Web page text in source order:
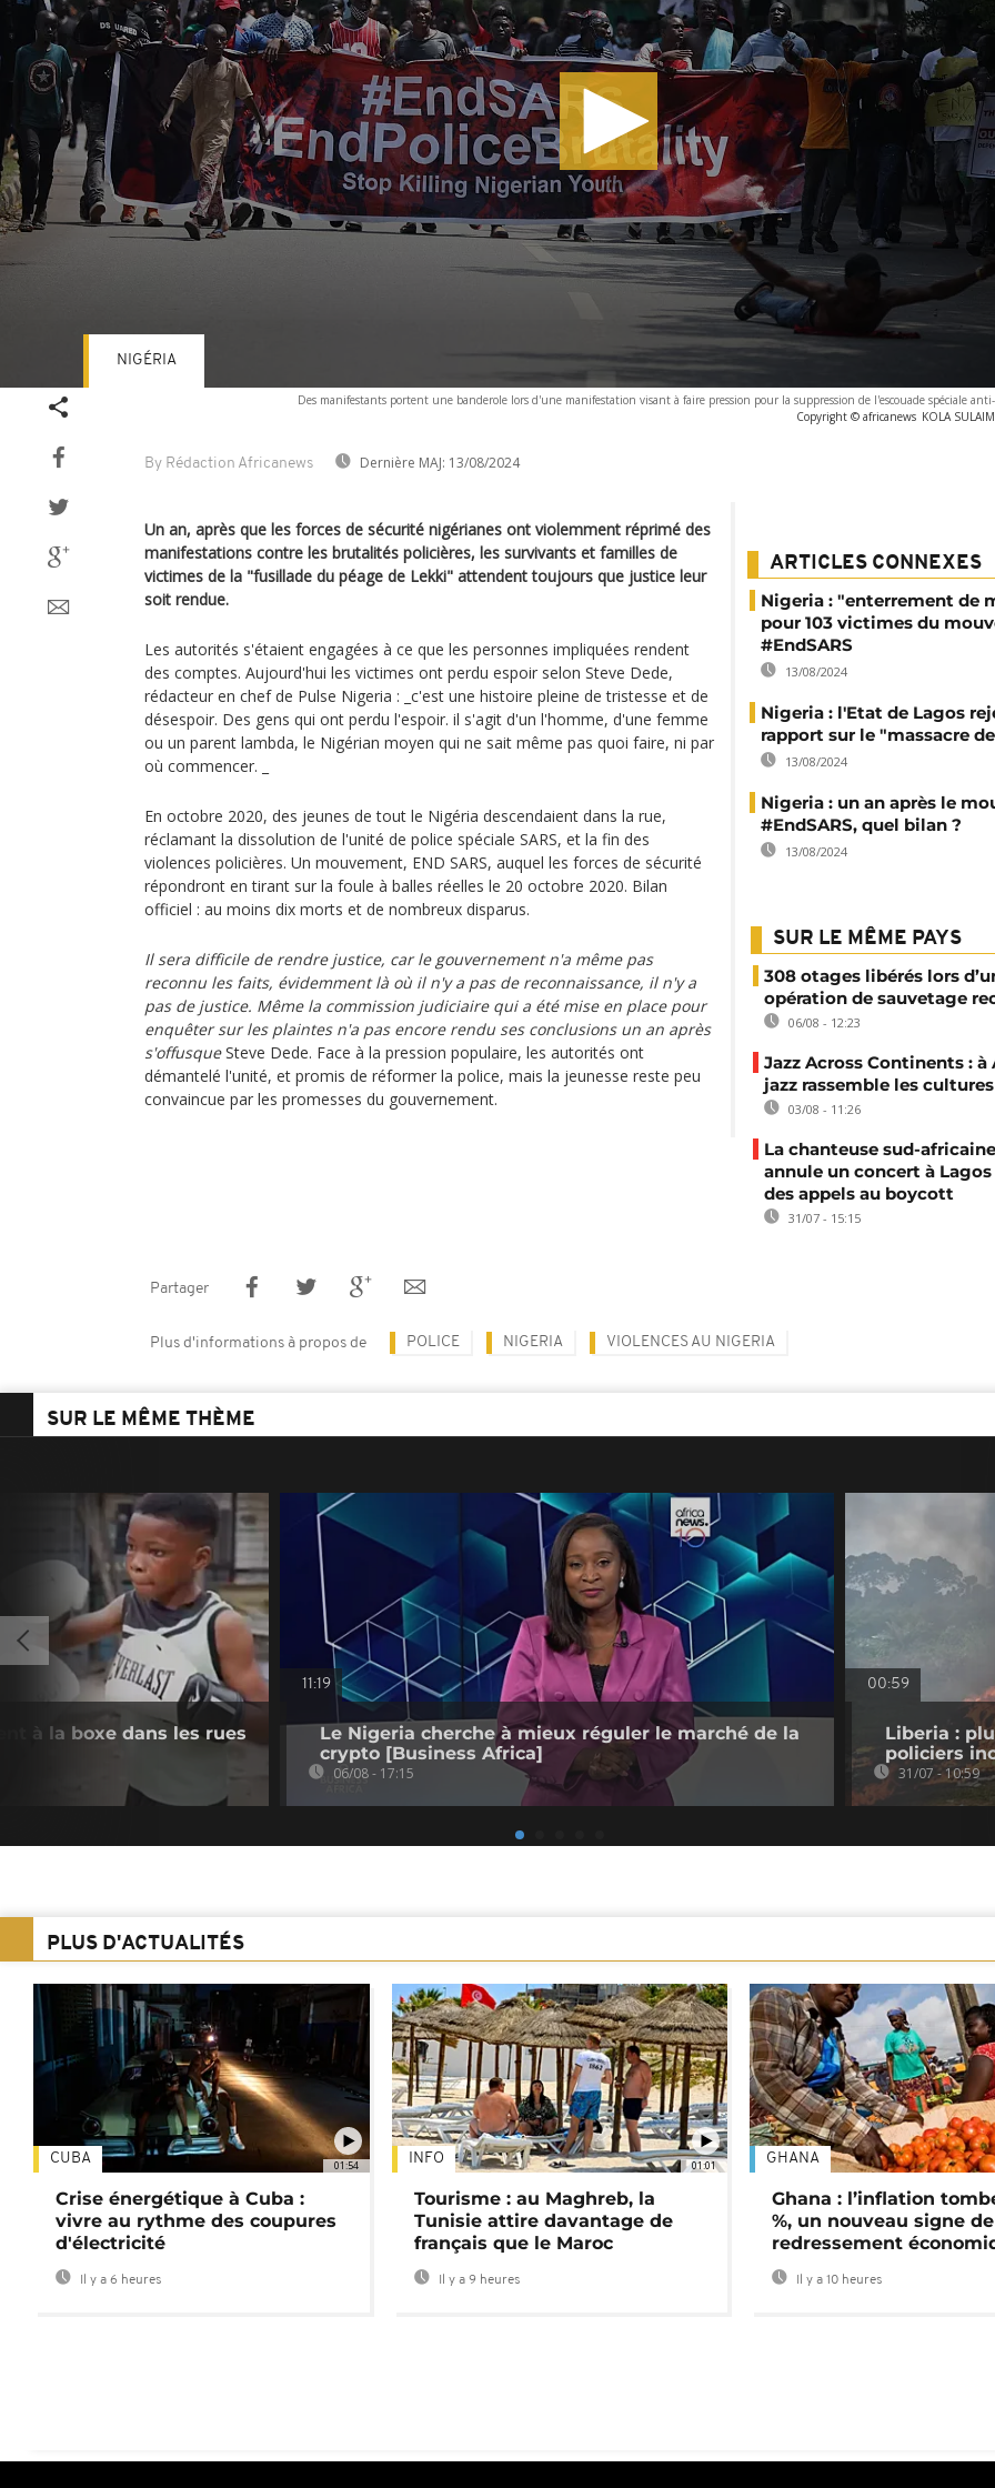
Des manifestants portent une banderole lors d'une manifestation visant à faire pression pour la suppression de l'escouade spéciale anti-
Copyright © africanews KOLA
By Rédaction Africanews Dernière MAJ: 13/08/2024
NIGÉRIA
Un an, après que les forces de sécurité nigérianes ont violemment réprimé des
manifestations contre les brutalités policières, les survivants et familles de
victimes de la "fusillade du péage de Lekki" attendent toujours que justice leur
soit rendue.
Les autorités s'étaient engagées à ce que les personnes impliquées rendent
des comptes. Aujourd'hui les victimes ont perdu espoir selon Steve Dede,
rédacteur en chef de Pulse Nigeria : _c'est une histoire pleine de tristesse et de
désespoir. Des gens qui ont perdu l'espoir. il s'agit d'un l'homme, d'une femme
ou un parent lambda, le Nigérian moyen qui ne sait même pas quoi faire, ni par
où commencer. _
En octobre 2020, des jeunes de tout le Nigéria descendaient dans la rue,
réclamant la dissolution de l'unité de police spéciale SARS, et la fin des
violences policières. Un mouvement, END SARS, auquel les forces de sécurité
répondront en tirant sur la foule à balles réelles le 20 octobre 2020. Bilan
officiel : au moins dix morts et de nombreux disparus.
Il sera difficile de rendre justice, car le gouvernement n'a même pas
reconnu les faits, évidemment là où il n'y a pas de reconnaissance, il n'y a
pas de justice. Même la commission judiciaire qui a été mise en place pour
enquêter sur les plaintes n'a pas encore rendu ses conclusions un an après
s'offusqueSteve Dede. Face à la pression populaire, les autorités ont
démantelé l'unité, et promis de réformer la police, mais la jeunesse reste peu
convaincue par les promesses du gouvernement.
ARTICLES CONNEXES
Nigeria : "enterrement de
pour 103 victimes du
#EndSARS
13/08/2024
Nigeria : l'Etat de Lagos
rapport sur le "massacre
13/08/2024
Nigeria : un an après le
#EndSARS, quel bilan ?
13/08/2024
SUR LE MÊME PAYS
308 otages libérés lors
opération de sauvetage
06/08 - 12:23
Jazz Across Continents : à
jazz rassemble les cultures
03/08 - 11:26
La chanteuse sud-
annule un concert à Lagos
des appels au boycott
31/07 - 15:15
Partager
Plus d'informations à propos de POLICE NIGERIA VIOLENCES AU NIGERIA
SUR LE MÊME THÈME
à la boxe dans les rues
11:19
Le Nigeria cherche à mieux réguler le marché de la
crypto [Business Africa]
06/08 - 17:15
00:59
Liberia :
policiers
31/07 - 10:59
PLUS D'ACTUALITÉS
01:54
CUBA
Crise énergétique à Cuba :
vivre au rythme des coupures
d'électricité
Il y a 6 heures
01:01
INFO
Tourisme : au Maghreb, la
Tunisie attire davantage de
français que le Maroc
Il y a 9 heures
GHANA
Ghana : l’inflation
%, un nouveau signe de
redressement
Il y a 10 heures